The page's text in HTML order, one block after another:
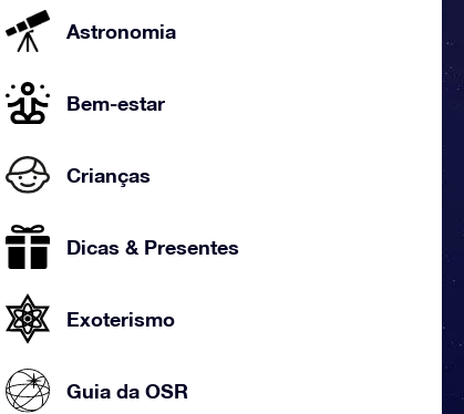
Astronomia
Bem-estar
Crianças
Dicas & Presentes
Exoterismo
Guia da OSR